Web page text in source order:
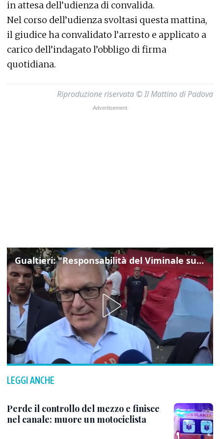
in attesa dell’udienza di convalida.
Nel corso dell’udienza svoltasi questa mattina,
il giudice ha convalidato l’arresto e applicato a
carico dell’indagato l’obbligo di firma
quotidiana.
Riproduzione riservata © Il Mattino di Padova
Gualtieri: "Responsabilità del Viminale su Spin Time? La posizione dei partiti è nota"
LEGGI ANCHE
Perde il controllo del mezzo e finisce
nel canale: muore un motociclista